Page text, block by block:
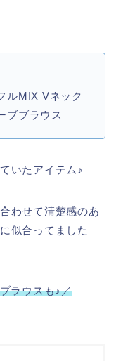
ルMIX Vネック
ブブラウス
いたアイテム♪
わせて清楚感のあ
似合ってました
ラウスも♪／